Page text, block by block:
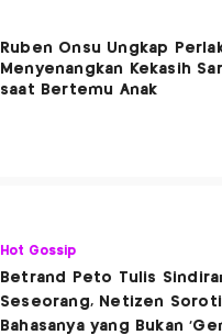
Ruben Onsu Ungkap
Menyenangkan Kekasih
saat Bertemu Anak
Hot Gossip
Betrand Peto Tulis
Seseorang, Netizen Soroti
Bahasanya yang Bukan